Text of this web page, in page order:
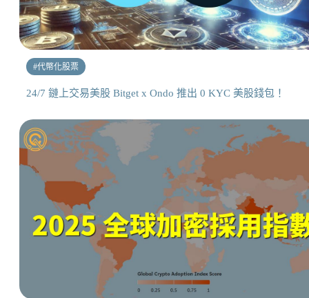
#代幣化股票
24/7 鏈上交易美股 Bitget x Ondo 推出 0 KYC 美股錢包！